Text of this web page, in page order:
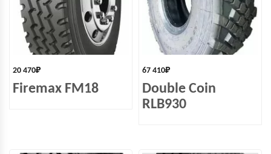
20 470₽
Firemax FM18
67 410₽
Double Coin
RLB930